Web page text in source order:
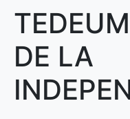
DE LA